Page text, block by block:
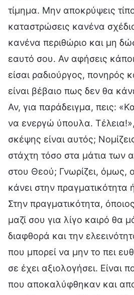
τίμημα. Μην αποκρύψεις
καταστρώσεις κανένα
κανένα περιθώριο και μη
εαυτό σου. Αν αφήσεις
είσαι ραδιούργος, πονηρός
είναι βέβαιο πως δεν θα
Αν, για παράδειγμα, πεις:
να ενεργώ ύπουλα. Τέλεια!»,
σκέψης είναι αυτός; Νομίζεις
στάχτη τόσο στα μάτια των
στου Θεού; Γνωρίζει, όμως,
κάνει στην πραγματικότητα
Στην πραγματικότητα,
μαζί σου για λίγο καιρό θα
διαφθορά και την
που μπορεί να μην το πει
σε έχει αξιολογήσει. Είναι
που αποκαλύφθηκαν και